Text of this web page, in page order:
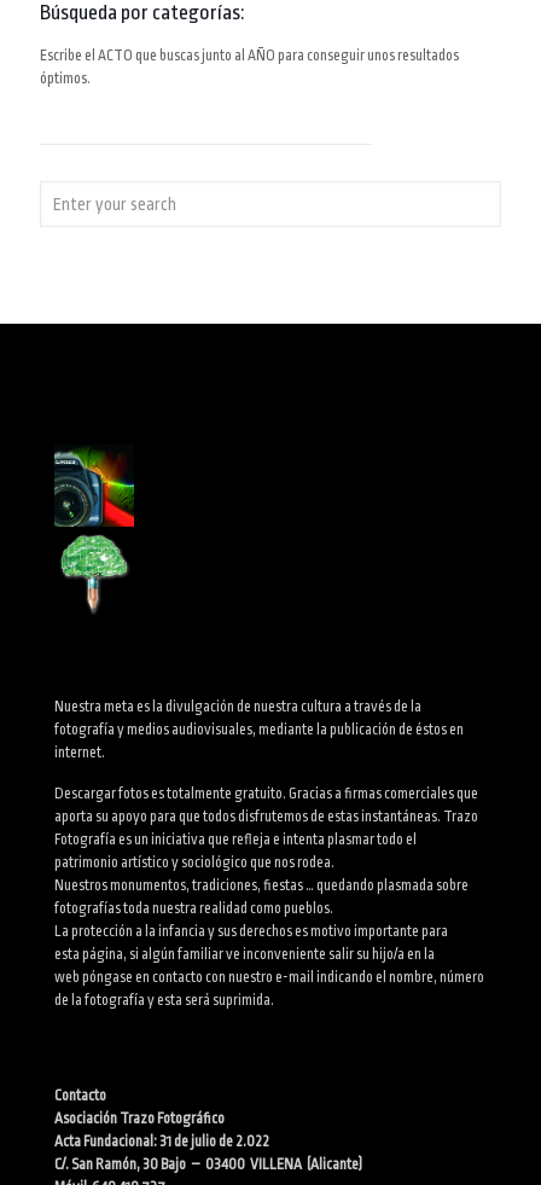
Búsqueda por categorías:
Escribe el ACTO que buscas junto al AÑO para conseguir unos resultados
óptimos.
Nuestra meta es la divulgación de nuestra cultura a través de la
fotografía y medios audiovisuales, mediante la publicación de éstos en
internet.
Descargar fotos es totalmente gratuito. Gracias a firmas comerciales que
aporta su apoyo para que todos disfrutemos de estas instantáneas. Trazo
Fotografía es un iniciativa que refleja e intenta plasmar todo el
patrimonio artístico y sociológico que nos rodea.
Nuestros monumentos, tradiciones, fiestas … quedando plasmada sobre
fotografías toda nuestra realidad como pueblos.
La protección a la infancia y sus derechos es motivo importante para
esta página, si algún familiar ve inconveniente salir su hijo/a en la
web póngase en contacto con nuestro e-mail indicando el nombre, número
de la fotografía y esta será suprimida.
Contacto
Asociación Trazo Fotográfico
Acta Fundacional: 31 de julio de 2.022
C/. San Ramón, 30 Bajo – 03400 VILLENA (Alicante)